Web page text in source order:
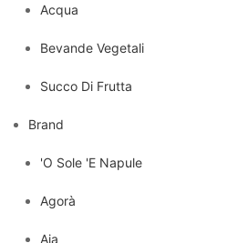
Acqua
Bevande Vegetali
Succo Di Frutta
Brand
'O Sole 'E Napule
Agorà
Aia